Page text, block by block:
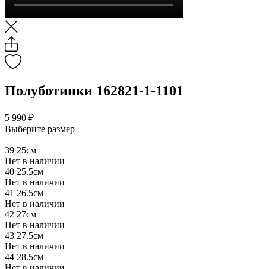
Полуботинки 162821-1-1101
5 990 ₽
Выберите размер
39 25см
Нет в наличии
40 25.5см
Нет в наличии
41 26.5см
Нет в наличии
42 27см
Нет в наличии
43 27.5см
Нет в наличии
44 28.5см